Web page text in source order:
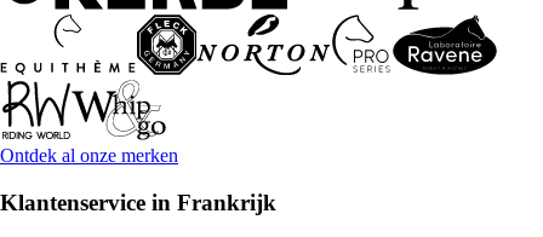
Ontdek al onze merken
Klantenservice in Frankrijk